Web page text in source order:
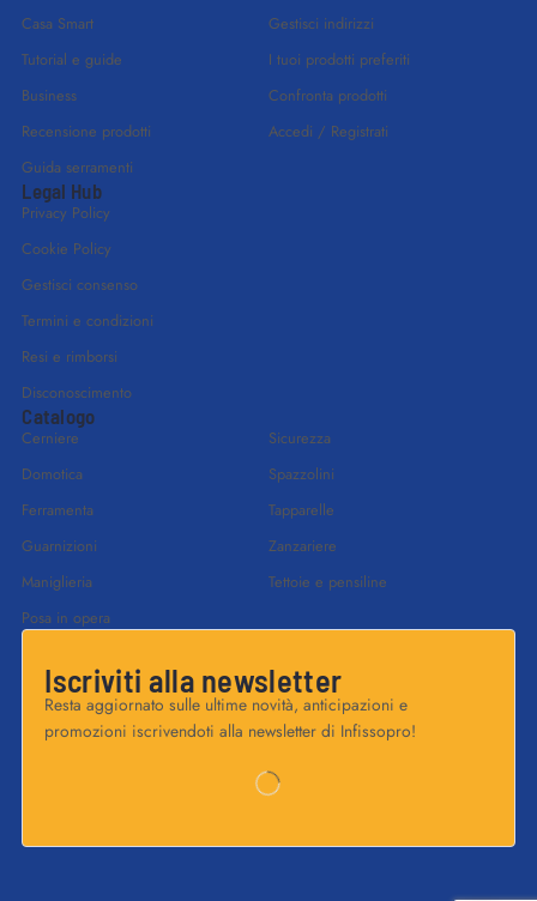
Casa Smart
Tutorial e guide
Business
Recensione prodotti
Guida serramenti
Gestisci indirizzi
I tuoi prodotti preferiti
Confronta prodotti
Accedi / Registrati
Legal Hub
Privacy Policy
Cookie Policy
Gestisci consenso
Termini e condizioni
Resi e rimborsi
Disconoscimento
Catalogo
Cerniere
Domotica
Ferramenta
Guarnizioni
Maniglieria
Posa in opera
Sicurezza
Spazzolini
Tapparelle
Zanzariere
Tettoie e pensiline
Iscriviti alla newsletter
Resta aggiornato sulle ultime novità, anticipazioni e
promozioni iscrivendoti alla newsletter di Infissopro!